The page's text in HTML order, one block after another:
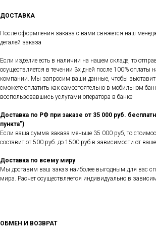
ДОСТАВКА
После оформления заказа с вами свяжется наш
деталей заказа
Если изделие есть в наличии на нашем складе, то
осуществляется в течении 3х дней после 100% оплаты
компании. Мы запросим ваши данные, чтобы
сможете оплатить как самостоятельно в мобильном
воспользовавшись услугами оператора в банке
Доставка по РФ при заказе от 35 000 руб.
пункта")
Если ваша сумма заказа меньше 35 000 руб, то
составит от 500 руб. до 1500 руб в зависимости от
Доставка по всему миру
Мы доставим ваш заказ наиболее выгодным для вас
мира. Расчет осуществляется индивидуально в
ОБМЕН И ВОЗВРАТ